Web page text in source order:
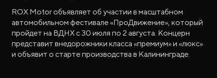
ROX Motor объявляет об участии в масштабном
автомобильном фестивале «ПроДвижение», который
пройдет на ВДНХ с 30 июля по 2 августа. Концерн
представит внедорожники класса «премиум» и «люкс»
и объявит о старте производства в Калининграде.